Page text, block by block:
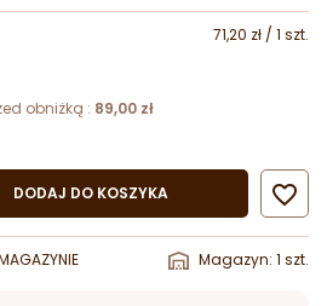
71,20 zł / 1 szt.
obniżką : 89,00 zł
DODAJ DO KOSZYKA 
Magazyn: 1 szt.